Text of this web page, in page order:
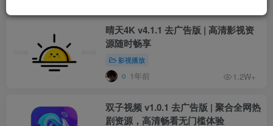
晴天4K v4.1.1 去广告版 | 高清影视资
源随时畅享
影视播放
1年前 1.2W+
双子视频 v1.0.1 去广告版 | 聚合全网热
剧资源，高清畅看无门槛体验